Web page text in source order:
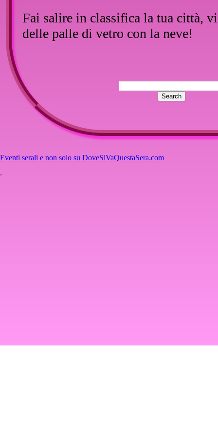
Fai salire in classifica la tua città,
delle palle di vetro con la neve!
Nessun commento per questo
Eventi serali e non solo su DoveSiVaQuestaSera.com
.